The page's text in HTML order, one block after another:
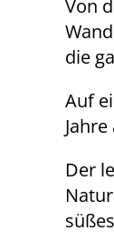
Von
die
Auf
Der